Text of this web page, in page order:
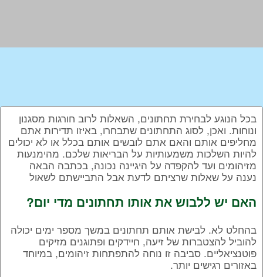
בכל הנוגע לבחירת תחתונים, השאלות לרוב חורגות מסגנון
ונוחות. ואכן, לסוג התחתונים שתבחרו, באיזו תדירות אתם
מחליפים אותם והאם אתם לובשים אותם בכלל או לא יכולים
להיות השלכות משמעותיות על הבריאות שלכם. מהימנעות
מזיהומים ועד להקפדה על היגיינה נכונה, בכתבה הבאה
נענה על שאלות שרציתם לדעת אבל התביישתם לשאול
האם יש ללבוש את אותו תחתונים מדי יום?
בהחלט לא. לבישת אותם תחתונים במשך מספר ימים יכולה
להוביל להצטברות של זיעה, חיידקים ופתוגנים מזיקים
פוטנציאליים. סביבה זו נוחה להתפתחות זיהומים, במיוחד
באזורים רגישים יותר.